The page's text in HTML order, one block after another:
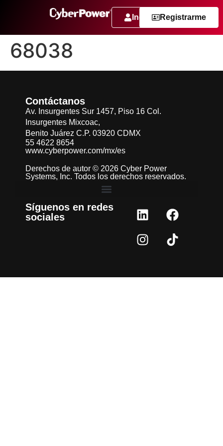
IngresarRegistrarme
68038
Contáctanos
Av. Insurgentes Sur 1457, Piso 16 Col.
Insurgentes Mixcoac,
Benito Juárez C.P. 03920 CDMX
55 4622 8654
www.cyberpower.com/mx/es
Derechos de autor © 2026 Cyber Power
Systems, Inc. Todos los derechos reservados.
Síguenos en redes
sociales